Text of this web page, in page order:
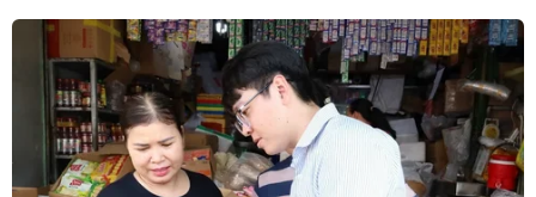
Đắk Lắk truy quét, xử lý tình trạng
phá rừng, lấn chiếm đất rừng
06/08/2026 12:36